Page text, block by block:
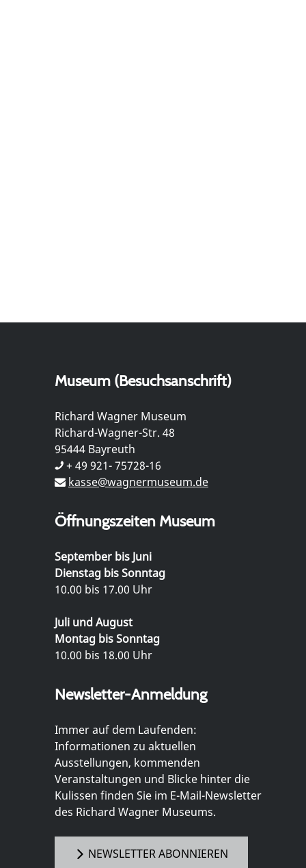
Museum (Besuchsanschrift)
Richard Wagner Museum
Richard-Wagner-Str. 48
95444 Bayreuth
+ 49 921- 75728-16
kasse@wagnermuseum.de
Öffnungszeiten Museum
September bis Juni
Dienstag bis Sonntag
10.00 bis 17.00 Uhr
Juli und August
Montag bis Sonntag
10.00 bis 18.00 Uhr
Newsletter-Anmeldung
Immer auf dem Laufenden:
Informationen zu aktuellen
Ausstellungen, kommenden
Veranstaltungen und Blicke hinter die
Kulissen finden Sie im E-Mail-Newsletter
des Richard Wagner Museums.
NEWSLETTER ABONNIEREN